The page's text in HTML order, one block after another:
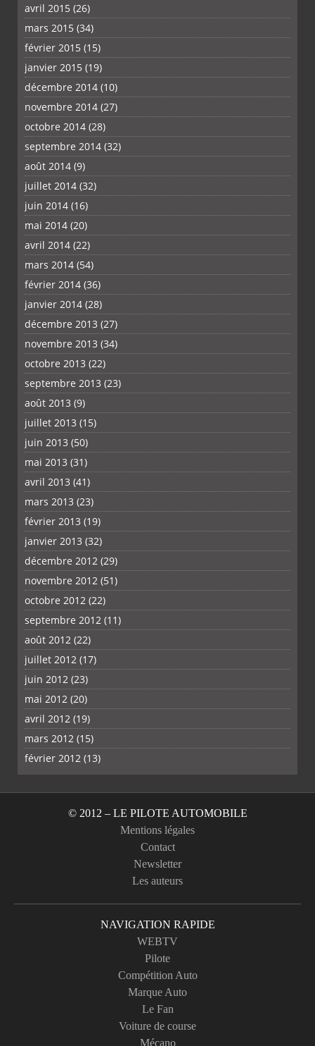
avril 2015 (26)
mars 2015 (34)
février 2015 (15)
janvier 2015 (19)
décembre 2014 (10)
novembre 2014 (27)
octobre 2014 (28)
septembre 2014 (32)
août 2014 (9)
juillet 2014 (32)
juin 2014 (16)
mai 2014 (20)
avril 2014 (22)
mars 2014 (54)
février 2014 (36)
janvier 2014 (28)
décembre 2013 (27)
novembre 2013 (34)
octobre 2013 (22)
septembre 2013 (23)
août 2013 (9)
juillet 2013 (15)
juin 2013 (50)
mai 2013 (31)
avril 2013 (41)
mars 2013 (23)
février 2013 (19)
janvier 2013 (32)
décembre 2012 (29)
novembre 2012 (51)
octobre 2012 (22)
septembre 2012 (11)
août 2012 (22)
juillet 2012 (17)
juin 2012 (23)
mai 2012 (20)
avril 2012 (19)
mars 2012 (15)
février 2012 (13)
© 2012 – LE PILOTE AUTOMOBILE
Mentions légales
Contact
Newsletter
Les auteurs
NAVIGATION RAPIDE
WEBTV
Pilote
Compétition Auto
Marque Auto
Le Fan
Voiture de course
Mécano